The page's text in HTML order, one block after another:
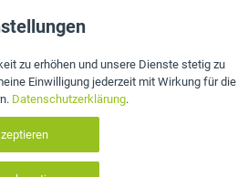
rutsch-
Nr.: 10105